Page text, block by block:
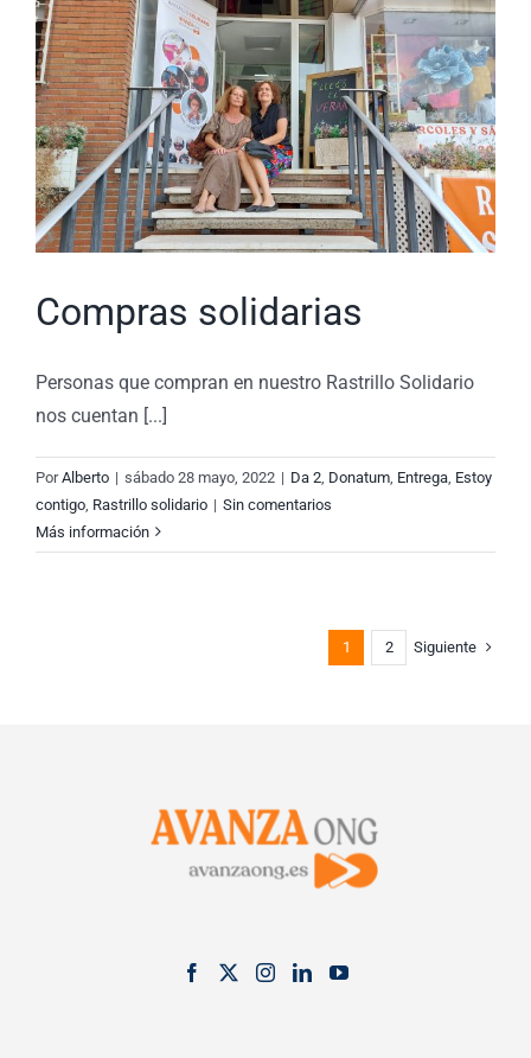
Compras solidarias
Personas que compran en nuestro Rastrillo Solidario
nos cuentan [...]
PorAlberto | sábado 28 mayo, 2022 | Da 2 Donatum Entrega Estoy
contigo Rastrillo solidario | Sin comentarios
Más información
1 2 Siguiente